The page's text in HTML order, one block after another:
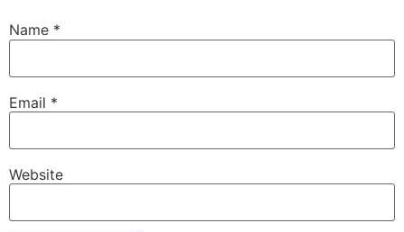
Name *
Email *
Website